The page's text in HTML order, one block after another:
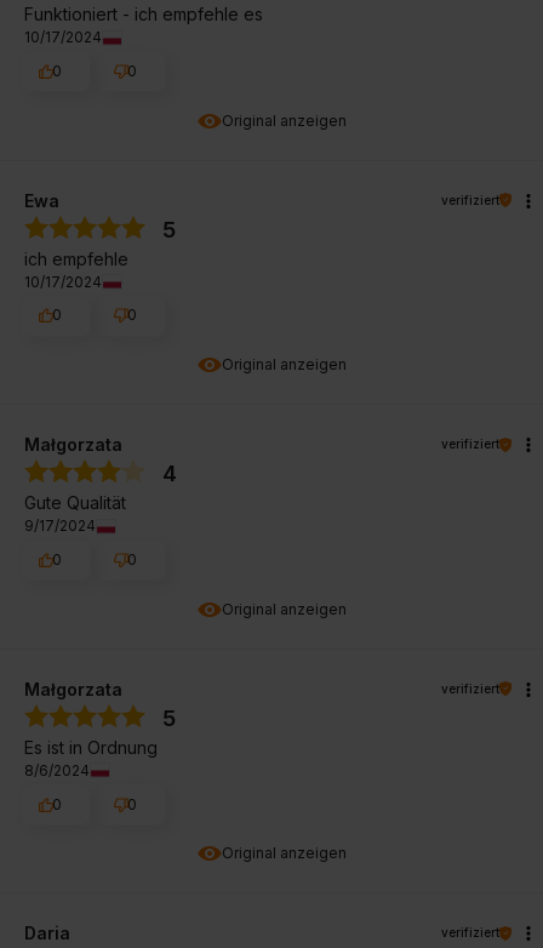
Original anzeigen
Funktioniert - ich empfehle es
10/17/2024
0
0
Original anzeigen
Ewa verifiziert
5
ich empfehle
10/17/2024
0
0
Original anzeigen
Małgorzata verifiziert
4
Gute Qualität
9/17/2024
0
0
Original anzeigen
Małgorzata verifiziert
5
Es ist in Ordnung
8/6/2024
0
0
Daria verifiziert